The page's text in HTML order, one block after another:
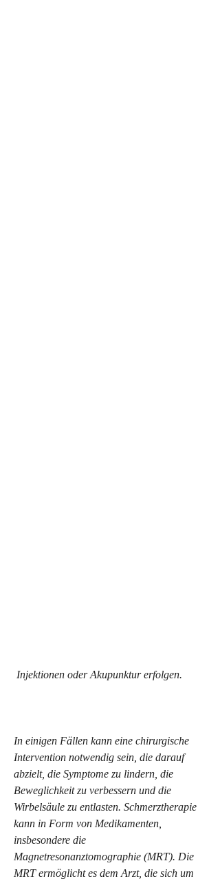
Injektionen oder Akupunktur erfolgen.
In einigen Fällen kann eine chirurgische
Intervention notwendig sein, die darauf
abzielt, die Symptome zu lindern, die
Beweglichkeit zu verbessern und die
Wirbelsäule zu entlasten. Schmerztherapie
kann in Form von Medikamenten,
insbesondere die
Magnetresonanztomographie (MRT). Die
MRT ermöglicht es dem Arzt, die sich um